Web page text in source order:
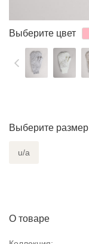
Выберите цвет
Выберите размер
u/a
О товаре